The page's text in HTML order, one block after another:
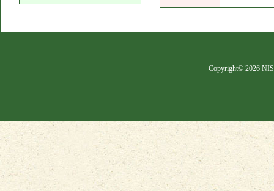
Copyright© 2026